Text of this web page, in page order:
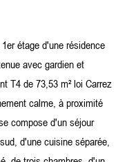
étage d'une résidence
avec gardien et
T4 de 73,53 m² loi Carrez
calme, à proximité
compose d'un séjour
d'une cuisine séparée,